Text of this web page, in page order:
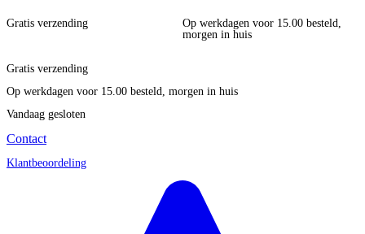
Gratis verzending
Op werkdagen voor 15.00 besteld,
morgen in huis
Gratis verzending
Op werkdagen voor 15.00 besteld, morgen in huis
Vandaag gesloten
Contact
Klantbeoordeling